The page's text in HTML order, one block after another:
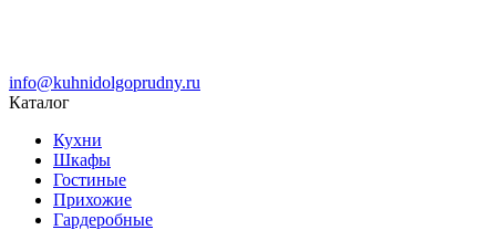
info@kuhnidolgoprudny.ru
Каталог
Кухни
Шкафы
Гостиные
Прихожие
Гардеробные